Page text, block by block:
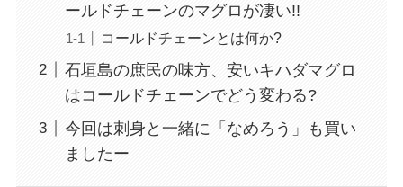
ールドチェーンのマグロが凄い!!
コールドチェーンとは何か?
石垣島の庶民の味方、安いキハダマグロ
はコールドチェーンでどう変わる?
今回は刺身と一緒に「なめろう」も買い
ましたー